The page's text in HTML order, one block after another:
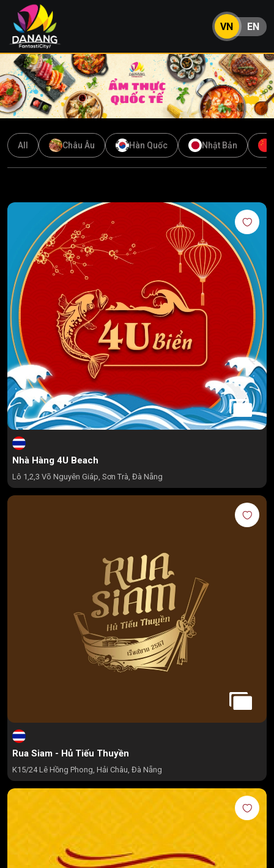
VN EN
All Châu Âu Hàn Quốc Nhật Bản
Nhà Hàng 4U Beach
Lô 1,2,3 Võ Nguyên Giáp, Sơn Trà, Đà Nẵng
Rua Siam - Hủ Tiếu Thuyền
K15/24 Lê Hồng Phong, Hải Châu, Đà Nẵng